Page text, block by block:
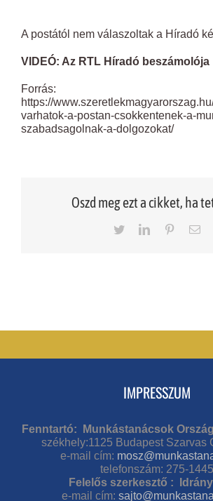
A postától nem válaszoltak a Híradó
VIDEÓ: Az RTL Híradó beszámolója
Forrás:
https://
varhatok-a-postan-csokkentenek-a-
szabadsagolnak-a-dolgozokat/
Oszd meg ezt a cikket, ha
TwitterLinkedInPinterest
IMPRESSZUM
Fenntartó: Munkástanácsok
székhely:1125 Budapest Szarvas
e-mail cím:
telefonszám: 275-1445
Felelős szerkesztő :
e-mail cím: